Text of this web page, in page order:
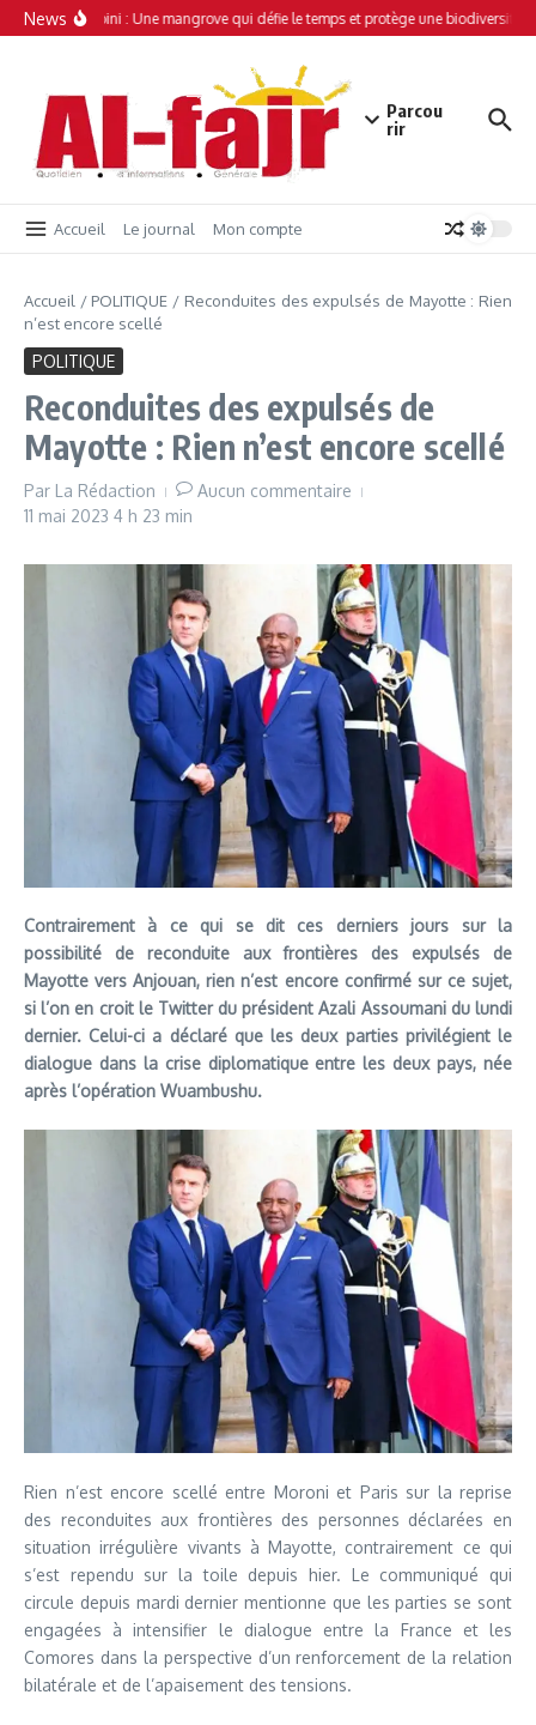
Aller au contenu
News
Simamboini : Une mangrove qui défie le temps et protège une biodiversité
Parcou
rir
Accueil Le journal Mon compte
Accueil / POLITIQUE / Reconduites des expulsés de Mayotte : Rien
n’est encore scellé
POLITIQUE
Reconduites des expulsés de
Mayotte : Rien n’est encore scellé
Par La Rédaction
Aucun commentaire
11 mai 2023 4 h 23 min
Contrairement à ce qui se dit ces derniers jours sur la
possibilité de reconduite aux frontières des expulsés de
Mayotte vers Anjouan, rien n’est encore confirmé sur ce sujet,
si l’on en croit le Twitter du président Azali Assoumani du lundi
dernier. Celui-ci a déclaré que les deux parties privilégient le
dialogue dans la crise diplomatique entre les deux pays, née
après l’opération Wuambushu.
Rien n’est encore scellé entre Moroni et Paris sur la reprise
des reconduites aux frontières des personnes déclarées en
situation irrégulière vivants à Mayotte, contrairement ce qui
s’est rependu sur la toile depuis hier. Le communiqué qui
circule depuis mardi dernier mentionne que les parties se sont
engagées à intensifier le dialogue entre la France et les
Comores dans la perspective d’un renforcement de la relation
bilatérale et de l’apaisement des tensions.